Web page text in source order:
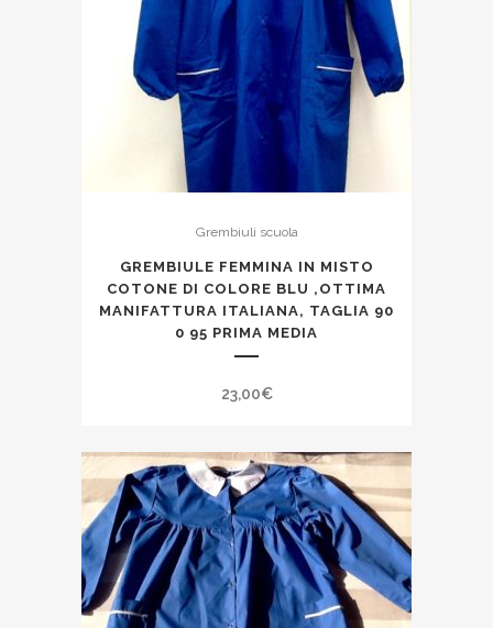
Grembiuli scuola
GREMBIULE FEMMINA IN MISTO
COTONE DI COLORE BLU ,OTTIMA
MANIFATTURA ITALIANA, TAGLIA 90
0 95 PRIMA MEDIA
23,00€